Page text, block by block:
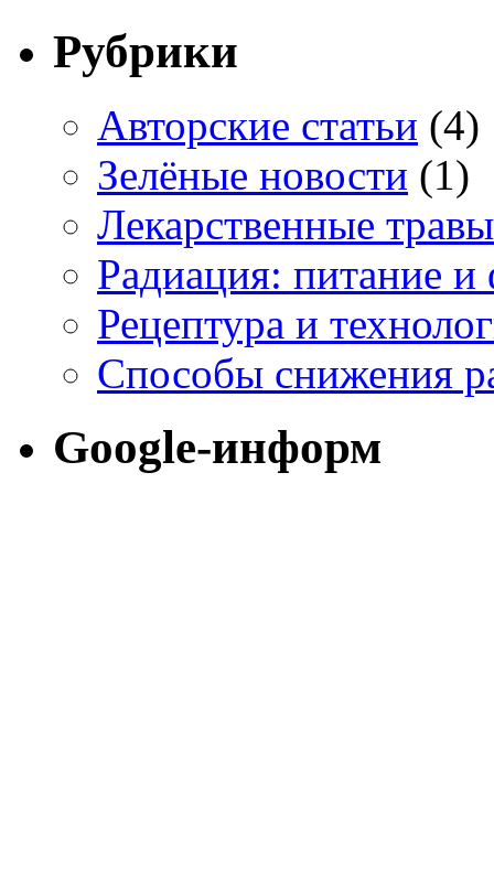
Рубрики
Авторские статьи (4)
Зелёные новости (1)
Лекарственные
Радиация: питание и
Рецептура и
Способы снижения
Google-информ